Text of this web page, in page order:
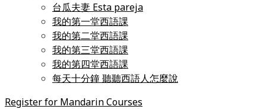
台瓜夫妻 Esta pareja
我的第一堂西語課
我的第二堂西語課
我的第三堂西語課
我的第四堂西語課
每天十分鐘 聽聽西語人怎麼說
Register for Mandarin Courses